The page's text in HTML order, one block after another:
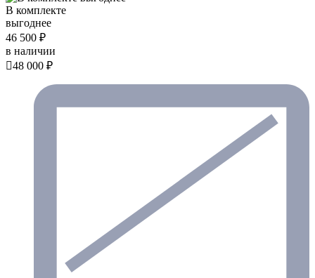
В комплекте
выгоднее
46 500 ₽
в наличии
48 000 ₽